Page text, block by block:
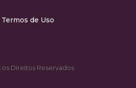
Termos de Uso
os Direitos Reservados